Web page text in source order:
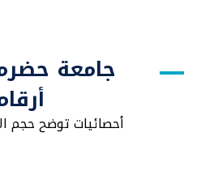
جامعة
أحصائيات توضح حجم